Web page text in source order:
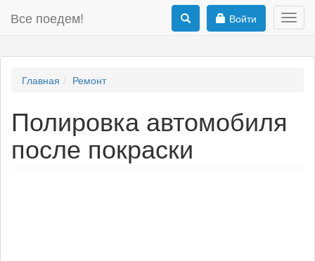
Все поедем! Войти
Главная Ремонт
Полировка автомобиля
после покраски